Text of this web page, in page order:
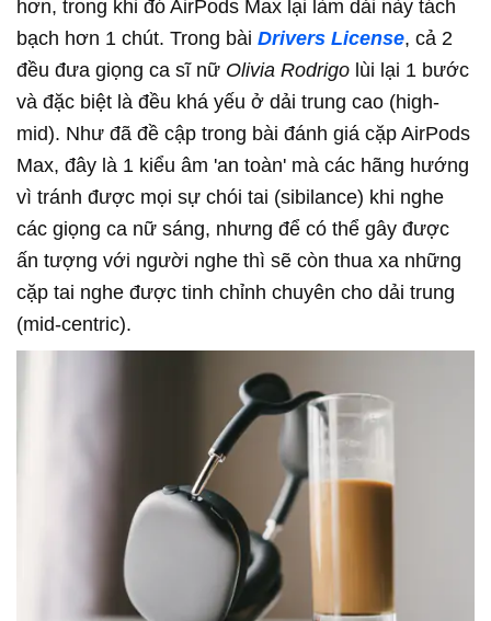
hơn, trong khi đó AirPods Max lại làm dải này tách
bạch hơn 1 chút. Trong bài Drivers License, cả 2
đều đưa giọng ca sĩ nữ Olivia Rodrigo lùi lại 1 bước
và đặc biệt là đều khá yếu ở dải trung cao (high-
mid). Như đã đề cập trong bài đánh giá cặp AirPods
Max, đây là 1 kiểu âm 'an toàn' mà các hãng hướng
vì tránh được mọi sự chói tai (sibilance) khi nghe
các giọng ca nữ sáng, nhưng để có thể gây được
ấn tượng với người nghe thì sẽ còn thua xa những
cặp tai nghe được tinh chỉnh chuyên cho dải trung
(mid-centric).